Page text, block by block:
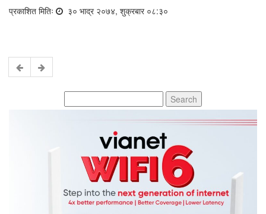
प्रकाशित मितिः ३० भाद्र २०७४, शुक्रबार ०८:३०
for: